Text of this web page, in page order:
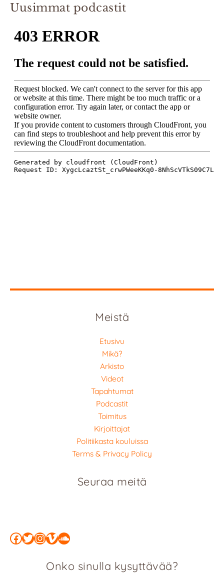
Uusimmat podcastit
Meistä
Etusivu
Mikä?
Arkisto
Videot
Tapahtumat
Podcastit
Toimitus
Kirjoittajat
Politiikasta kouluissa
Terms & Privacy Policy
Seuraa meitä
Facebook
Twitter
Instagram
Vimeo
SoundCloud
Onko sinulla kysyttävää?